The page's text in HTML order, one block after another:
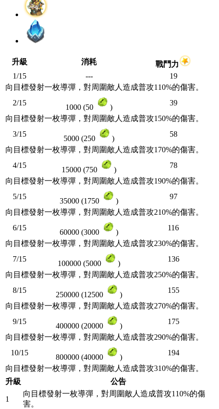
升級 消耗
戰鬥力
1/15
---
19
向目標發射一枚導彈，對周圍敵人造成普攻110%的傷害。
2/15
1000 (50 )
39
向目標發射一枚導彈，對周圍敵人造成普攻150%的傷害。
3/15
5000 (250 )
58
向目標發射一枚導彈，對周圍敵人造成普攻170%的傷害。
4/15
15000 (750 )
78
向目標發射一枚導彈，對周圍敵人造成普攻190%的傷害。
5/15
35000 (1750 )
97
向目標發射一枚導彈，對周圍敵人造成普攻210%的傷害。
6/15
60000 (3000 )
116
向目標發射一枚導彈，對周圍敵人造成普攻230%的傷害。
7/15
100000 (5000 )
136
向目標發射一枚導彈，對周圍敵人造成普攻250%的傷害。
8/15
250000 (12500 )
155
向目標發射一枚導彈，對周圍敵人造成普攻270%的傷害。
9/15
400000 (20000 )
175
向目標發射一枚導彈，對周圍敵人造成普攻290%的傷害。
10/15
800000 (40000 )
194
向目標發射一枚導彈，對周圍敵人造成普攻310%的傷害。
升級
公告
1
向目標發射一枚導彈，對周圍敵人造成普攻110%的傷
害。